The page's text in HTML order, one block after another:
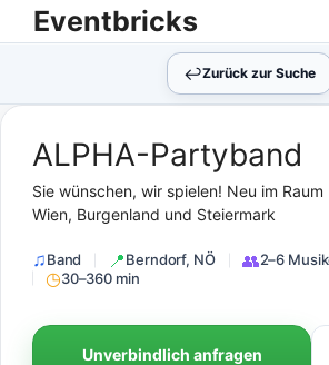
Zum
Inhalt
Eventbricks
↩︎Zurück zur Suche
ALPHA-Partyband
Sie wünschen, wir spielen! Neu im Raum
Wien, Burgenland und Steiermark
Band Berndorf, NÖ
2–6
30–360 min
Unverbindlich anfragen